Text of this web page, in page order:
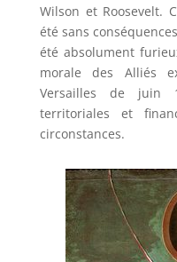
Wilson et Roosevelt.
été sans
été absolument
morale des Alliés
Versailles de juin
territoriales et
circonstances.